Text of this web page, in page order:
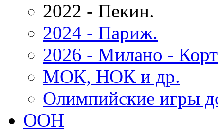
2022 - Пекин.
2024 - Париж.
2026 - Милано -
МОК, НОК и др.
Олимпийские игры
ООН